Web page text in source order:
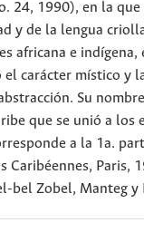
24, 1990), en la que
y de la lengua
africana e indígena,
carácter místico y
Su
que se unió a los
a la 1a.
Paris,
bel Zobel, Manteg y